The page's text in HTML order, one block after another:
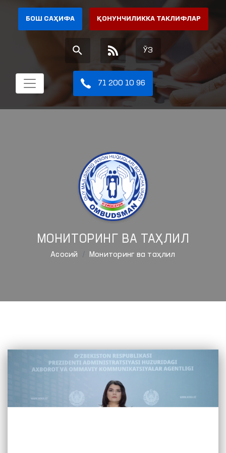
БОШ САҲИФА ҚОНУНЧИЛИККА ТАКЛИФЛАР
ЎЗ
71 200 10 96
МОНИТОРИНГ ВА ТАҲЛИЛ
Aсосий Мониторинг ва таҳлил